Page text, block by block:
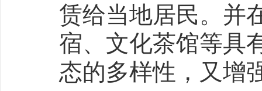
赁给当地居民。并
宿、文化茶馆等具
态的多样性，又增